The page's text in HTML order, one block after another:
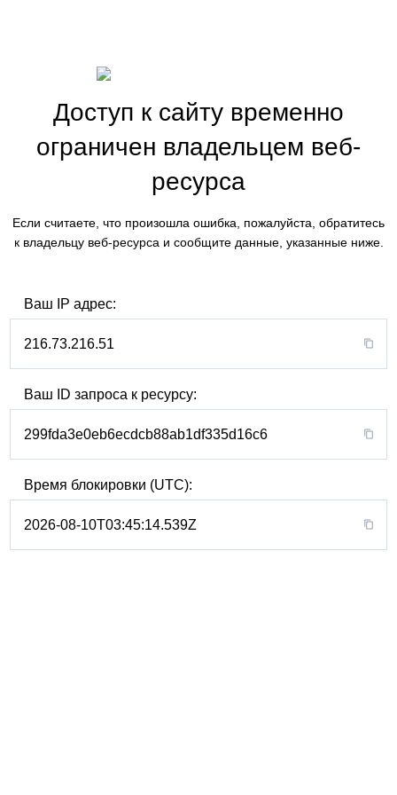
Доступ к сайту временно
ограничен владельцем веб-
ресурса
Если считаете, что произошла ошибка, пожалуйста, обратитесь
к владельцу веб-ресурса и сообщите данные, указанные ниже.
Ваш IP адрес:
216.73.216.51
Ваш ID запроса к ресурсу:
299fda3e0eb6ecdcb88ab1df335d16c6
Время блокировки (UTC):
2026-08-10T03:45:14.539Z